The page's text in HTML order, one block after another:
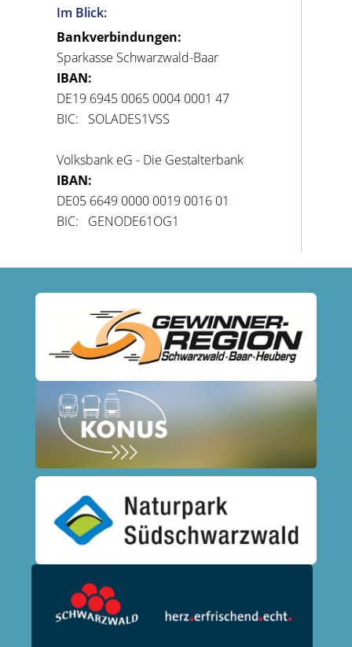
Im Blick:
Bankverbindungen:
Sparkasse Schwarzwald-Baar
IBAN:
DE19 6945 0065 0004 0001 47
BIC: SOLADES1VSS
Volksbank eG - Die Gestalterbank
IBAN:
DE05 6649 0000 0019 0016 01
BIC: GENODE61OG1